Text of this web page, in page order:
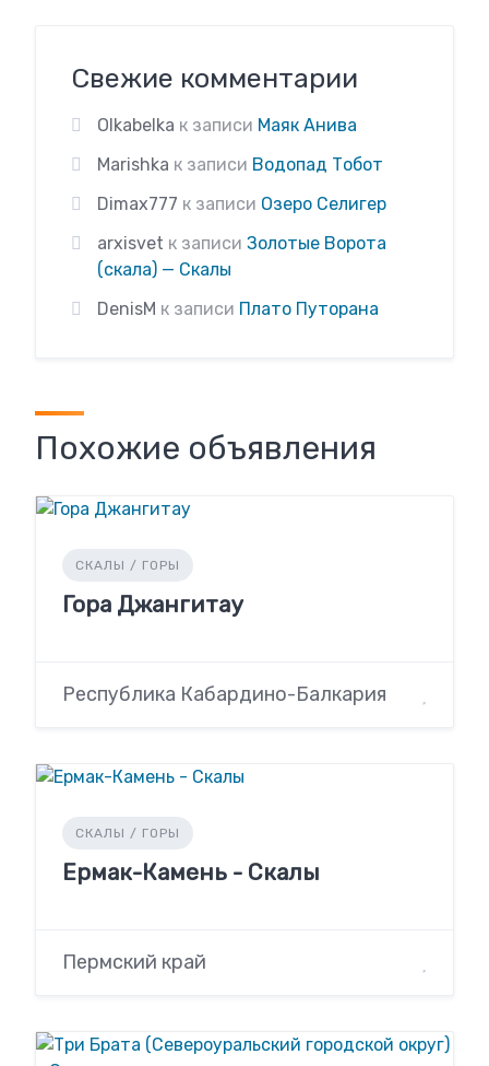
Свежие комментарии
Olkabelka к записи Маяк Анива
Marishka к записи Водопад Тобот
Dimax777 к записи Озеро Селигер
arxisvet к записи Золотые Ворота
(скала) — Скалы
DenisM к записи Плато Путорана
Похожие объявления
СКАЛЫ / ГОРЫ
Гора Джангитау
Республика Кабардино-Балкария
СКАЛЫ / ГОРЫ
Ермак-Камень - Скалы
Пермский край